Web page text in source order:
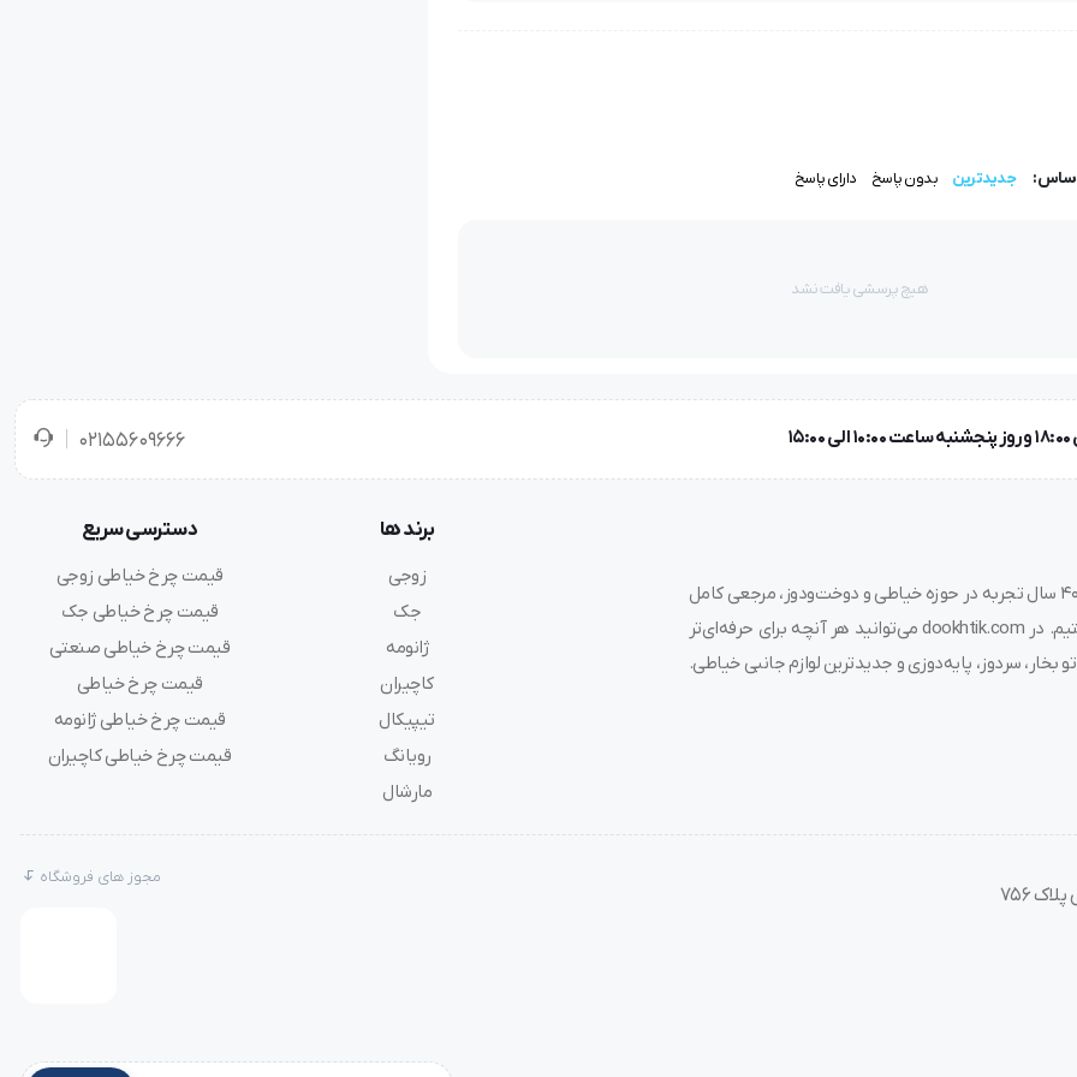
آن به‌گونه‌ای طراحی شده که بین مقاومت و انعطاف تعادل ایجاد کند. سطح
می‌شود تا متناسب با نیاز کارگاه‌های مختلف باشد. کیفیت چاپ خطوط مشکی و خاکستری روی
کاملاً مشخص شوند.
جدیدترین بدون پاسخ دارای پاسخ
هیچ پرسشی یافت نشد
02155609666
به دوختیک خوش آمدید! 🌟 ما در فروشگاه چرخ خیاطی دوختیک، با بیش از ۴۰ سال تجربه در حوزه خیاطی و دوخت‌ودوز، مرجعی کامل
برای خرید چرخ خیاطی، قیمت چرخ خیاطی، لوازم جانبی و قطعات مرتبط هستیم. در dookhtik.com می‌توانید هر آنچه برای حرفه‌ای‌تر
بخار، سردوز، پایه‌دوزی و جدیدترین لوازم جانبی خیاطی.
برند ها
زوجی
جک
ژانومه
کاچیران
تیپیکال
رویانگ
مارشال
دسترسی سریع
قیمت چرخ خیاطی زوجی
قیمت چرخ خیاطی جک
قیمت چرخ خیاطی صنعتی
قیمت چرخ خیاطی
قیمت چرخ خیاطی ژانومه
قیمت چرخ خیاطی کاچیران
756
مجوز های فروشگاه